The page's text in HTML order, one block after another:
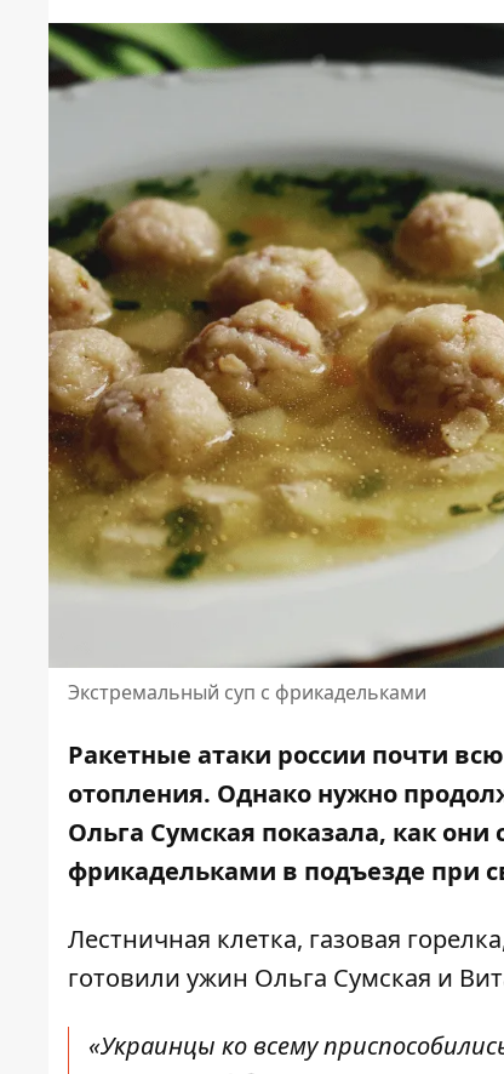
Экстремальный суп с фрикадельками
Ракетные атаки россии почти
отопления. Однако нужно
Ольга Сумская показала, как
фрикадельками в подъезде при
Лестничная клетка, газовая
готовили ужин Ольга Сумская и
«Украинцы ко всему